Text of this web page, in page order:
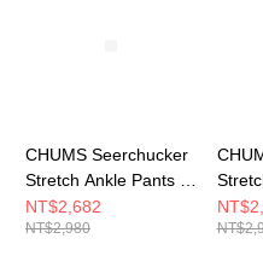
CHUMS Seerchucker
Stretch Ankle Pants 男
長褲 黑色
CH031421K001
NT$2,682
NT$2,980
長褲